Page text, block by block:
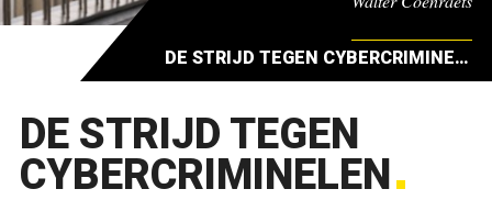
DE STRIJD TEGEN CYBERCRIMINELEN
DE STRIJD TEGEN
CYBERCRIMINELEN